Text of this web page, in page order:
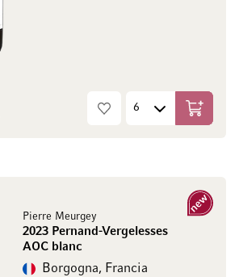
Pierre Meurgey
2023 Pernand-Vergelesses
AOC blanc
Nuovo
Borgogna, Francia